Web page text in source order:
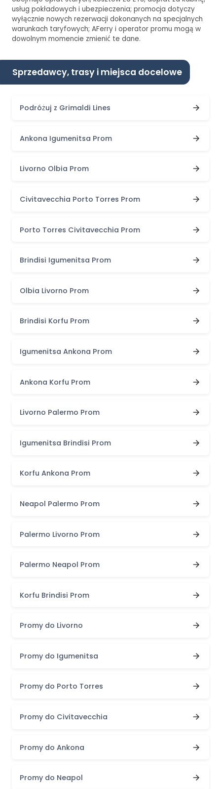
usług pokładowych i ubezpieczenia; promocja dotyczy
wyłącznie nowych rezerwacji dokonanych na specjalnych
warunkach taryfowych; AFerry i operator promu mogą w
dowolnym momencie zmienić te dane.
Sprzedawcy, trasy i miejsca docelowe
Podróżuj z Grimaldi Lines
Ankona Igumenitsa Prom
Livorno Olbia Prom
Civitavecchia Porto Torres Prom
Porto Torres Civitavecchia Prom
Brindisi Igumenitsa Prom
Olbia Livorno Prom
Brindisi Korfu Prom
Igumenitsa Ankona Prom
Ankona Korfu Prom
Livorno Palermo Prom
Igumenitsa Brindisi Prom
Korfu Ankona Prom
Neapol Palermo Prom
Palermo Livorno Prom
Palermo Neapol Prom
Korfu Brindisi Prom
Promy do Livorno
Promy do Igumenitsa
Promy do Porto Torres
Promy do Civitavecchia
Promy do Ankona
Promy do Neapol